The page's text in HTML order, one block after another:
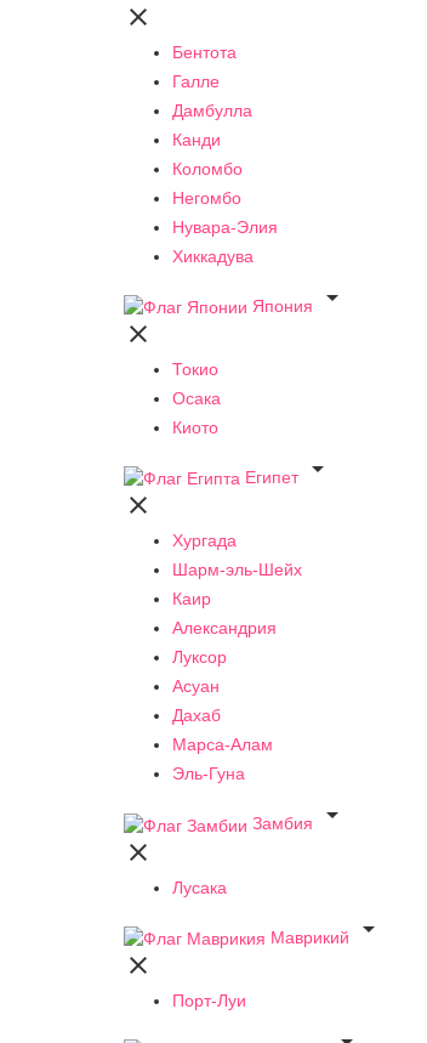

Бентота
Галле
Дамбулла
Канди
Коломбо
Негомбо
Нувара-Элия
Хиккадува
Япония


Токио
Осака
Киото
Египет


Хургада
Шарм-эль-Шейх
Каир
Александрия
Луксор
Асуан
Дахаб
Марса-Алам
Эль-Гуна
Замбия


Лусака
Маврикий


Порт-Луи